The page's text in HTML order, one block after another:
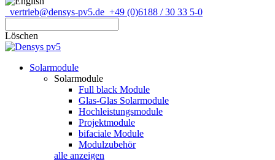
vertrieb@densys-pv5.de +49 (0)6188 / 30 33 5-0
Löschen
Solarmodule
Solarmodule
Full black Module
Glas-Glas Solarmodule
Hochleistungsmodule
Projektmodule
bifaciale Module
Modulzubehör
alle anzeigen